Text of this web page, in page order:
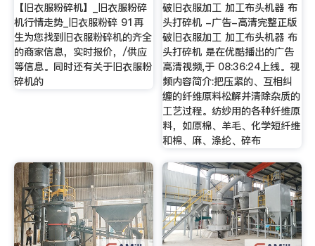
【旧衣服粉碎机】_旧衣服粉碎
机行情走势_旧衣服粉碎 91再
生为您找到旧衣服粉碎机的齐全
的商家信息，实时报价，/供应
等信息。同时还有关于旧衣服粉
碎机的
破旧衣服加工 加工布头机器 布
头打碎机 -广告-高清完整正版
破旧衣服加工 加工布头机器 布
头打碎机 是在优酷播出的广告
高清视频,于 08:36:24上线。视
频内容简介:把压紧的、互相纠
缠的纤维原料松解并清除杂质的
工艺过程。纺纱用的各种纤维原
料，如原棉、羊毛、化学短纤维
和棉、麻、涤纶、碎布